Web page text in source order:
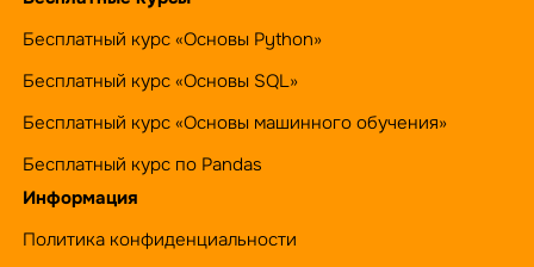
Бесплатный курс «Основы Python»
Бесплатный курс «Основы SQL»
Бесплатный курс «Основы машинного обучения»
Бесплатный курс по Pandas
Информация
Политика конфиденциальности